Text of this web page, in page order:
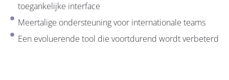
toegankelijke interface
Meertalige ondersteuning voor internationale teams
Een evoluerende tool die voortdurend wordt verbeterd